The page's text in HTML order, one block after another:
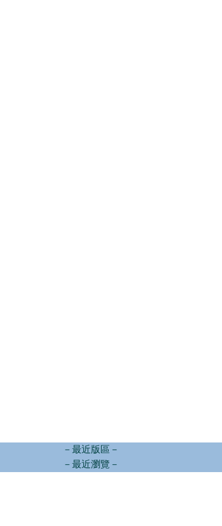
－最近版區－
－最近瀏覽－